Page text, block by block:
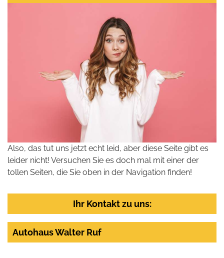
Also, das tut uns jetzt echt leid, aber diese Seite gibt es
leider nicht! Versuchen Sie es doch mal mit einer der
tollen Seiten, die Sie oben in der Navigation finden!
Ihr Kontakt zu uns:
Autohaus Walter Ruf